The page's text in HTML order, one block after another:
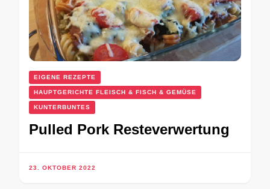
EIGENE REZEPTE
HAUPTGERICHTE FLEISCH & FISCH & GEMÜSE
KUNTERBUNTES
Pulled Pork Resteverwertung
23. OKTOBER 2022